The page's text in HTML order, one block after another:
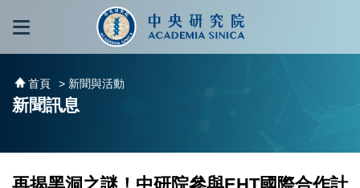
跳到主要內容區塊
首頁 > 新聞與活動
新聞訊息